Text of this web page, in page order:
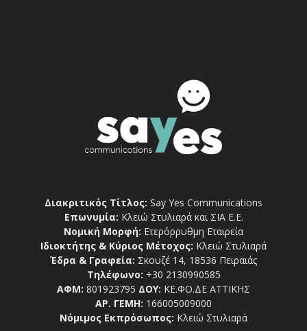
Διακριτικός Τίτλος: Say Yes Communications
Επωνυμία: Κλειώ Στυλιαρά και ΣΙΑ Ε.Ε.
Νομική Μορφή: Ετερόρρυθμη Εταιρεία
Ιδιοκτήτης & Κύριος Μέτοχος: Κλειώ Στυλιαρά
Έδρα & Γραφεία: Σκουζέ 14, 18536 Πειραιάς
Τηλέφωνο: +30 2130990585
ΑΦΜ: 801923795 ΔΟΥ: ΚΕ.ΦΟ.ΔΕ ΑΤΤΙΚΗΣ
ΑΡ. ΓΕΜΗ: 166005009000
Νόμιμος Εκπρόσωπος: Κλειώ Στυλιαρά